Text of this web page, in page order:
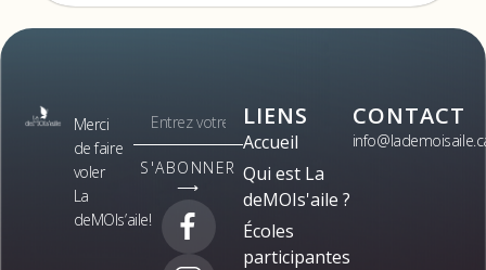
Merci
de faire
voler
La
deMOIs’aile!
S'ABONNER
⟶
LIENS
Accueil
Qui est La
deMOIs'aile ?
Écoles
participantes
CONTACT